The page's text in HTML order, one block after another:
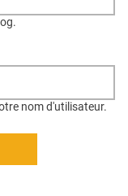
nom d'utilisateur.